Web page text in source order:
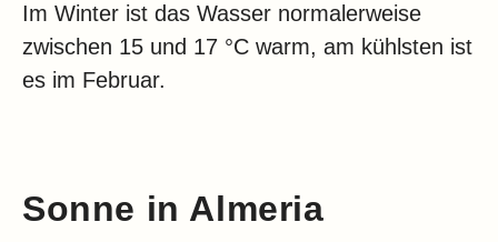
Im Winter ist das Wasser normalerweise
zwischen 15 und 17 °C warm, am kühlsten ist
es im Februar.
Sonne in Almeria